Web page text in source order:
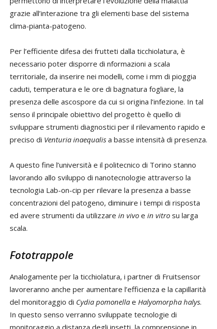
grazie all’interazione tra gli elementi base del sistema
clima-pianta-patogeno.
Per l’efficiente difesa dei frutteti dalla ticchiolatura, è
necessario poter disporre di nformazioni a scala
territoriale, da inserire nei modelli, come i mm di pioggia
caduti, temperatura e le ore di bagnatura fogliare, la
presenza delle ascospore da cui si origina l’infezione. In tal
senso il principale obiettivo del progetto è quello di
sviluppare strumenti diagnostici per il rilevamento rapido e
preciso di Venturia inaequalis a basse intensità di presenza.
A questo fine l’università e il politecnico di Torino stanno
lavorando allo sviluppo di nanotecnologie attraverso la
tecnologia Lab-on-cip per rilevare la presenza a basse
concentrazioni del patogeno, diminuire i tempi di risposta
ed avere strumenti da utilizzare in vivo e in vitro su larga
scala.
Fototrappole
Analogamente per la ticchiolatura, i partner di Fruitsensor
lavoreranno anche per aumentare l’efficienza e la capillarità
del monitoraggio di Cydia pomonella e Halyomorpha halys.
In questo senso verranno sviluppate tecnologie di
monitoraggio a distanza degli insetti, la comprensione in